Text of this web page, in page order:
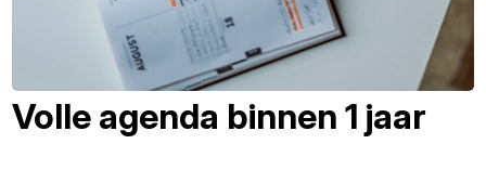
Volle agenda binnen 1 jaar